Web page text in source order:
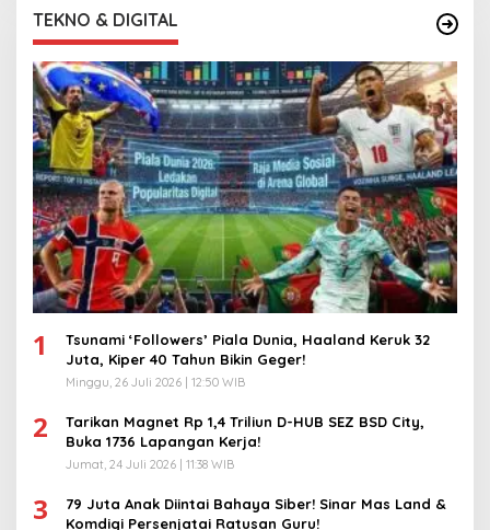
TEKNO & DIGITAL
1
Tsunami ‘Followers’ Piala Dunia, Haaland Keruk 32
Juta, Kiper 40 Tahun Bikin Geger!
Minggu, 26 Juli 2026 | 12:50 WIB
2
Tarikan Magnet Rp 1,4 Triliun D-HUB SEZ BSD City,
Buka 1736 Lapangan Kerja!
Jumat, 24 Juli 2026 | 11:38 WIB
3
79 Juta Anak Diintai Bahaya Siber! Sinar Mas Land &
Komdigi Persenjatai Ratusan Guru!